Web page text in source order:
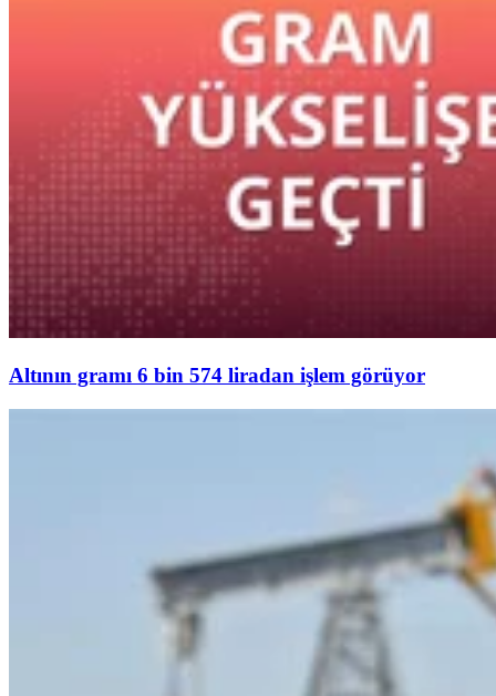
Altının gramı 6 bin 574 liradan işlem görüyor